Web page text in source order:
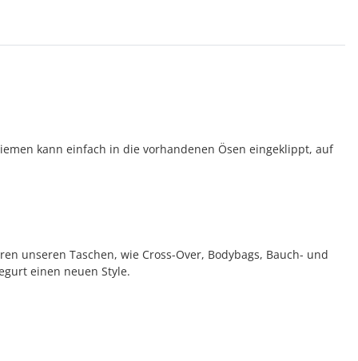
kann einfach in die vorhandenen Ösen eingeklippt, auf
unseren Taschen, wie Cross-Over, Bodybags, Bauch- und
einen neuen Style.